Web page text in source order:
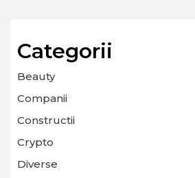
Categorii
Beauty
Companii
Constructii
Crypto
Diverse